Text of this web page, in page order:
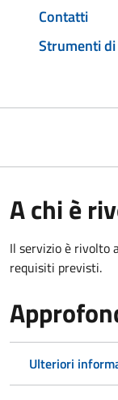
Contatti
Strumenti
A chi è
Il servizio è rivolto
requisiti previsti.
Ulteriori